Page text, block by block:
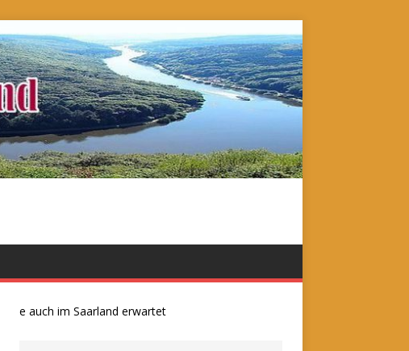
auch im Saarland erwartet